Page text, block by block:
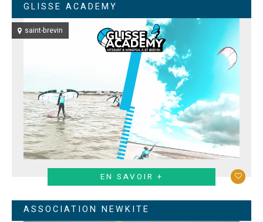
GLISSE ACADEMY
saint-brevin
EN SAVOIR +
ASSOCIATION NEWKITE